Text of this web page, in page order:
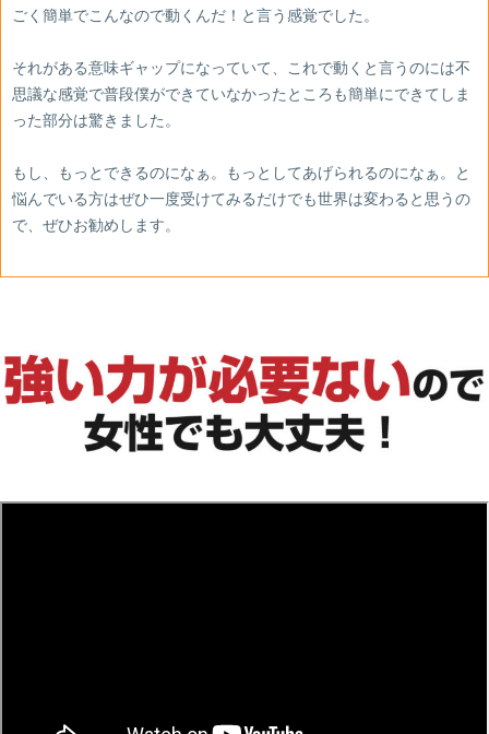
ごく簡単でこんなので動くんだ！と言う感覚でした。
それがある意味ギャップになっていて、これで動くと言うのには不
思議な感覚で普段僕ができていなかったところも簡単にできてしま
った部分は驚きました。
もし、もっとできるのになぁ。もっとしてあげられるのになぁ。と
悩んでいる方はぜひ一度受けてみるだけでも世界は変わると思うの
で、ぜひお勧めします。